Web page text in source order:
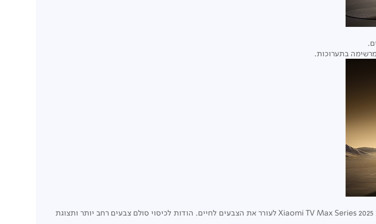
בתערוכות.
השילוב של טכנולוגיית תצוגה נקודה קוואנטית מתקדמת, מאפשרת לטלוויזיית Xiaomi TV Max Series 2025 לעורר את הצבעים לחיים. הודות לכיסוי סולם צבעים רחב יותר ותצוגת